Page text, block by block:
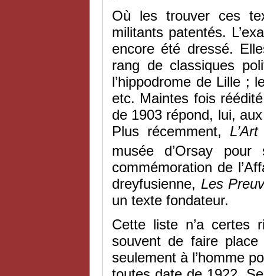
Où les trouver ces
militants patentés.
encore été dressé.
rang de classiques
l’hippodrome de Lille ;
etc. Maintes fois
de 1903 répond, lui,
Plus récemment,
musée d’Orsay
commémoration de
dreyfusienne, Les
un texte fondateur.
Cette liste n’a certes
souvent de faire place
seulement à l’homme